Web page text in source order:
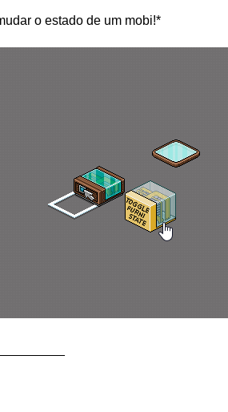
o estado de um mobi!*